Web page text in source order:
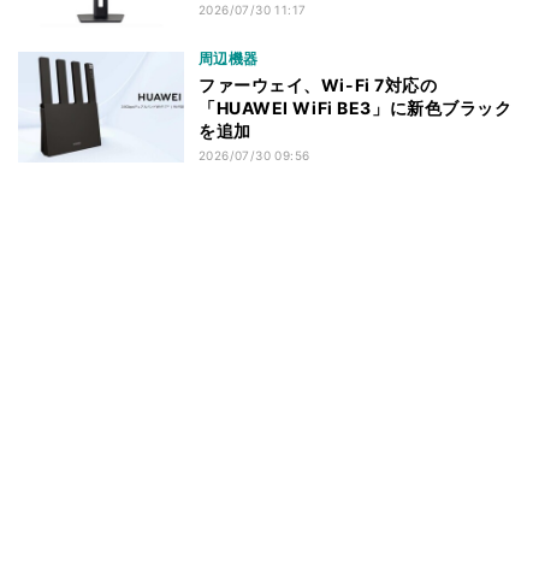
2026/07/30 11:17
周辺機器
ファーウェイ、Wi-Fi 7対応の
「HUAWEI WiFi BE3」に新色ブラック
を追加
2026/07/30 09:56